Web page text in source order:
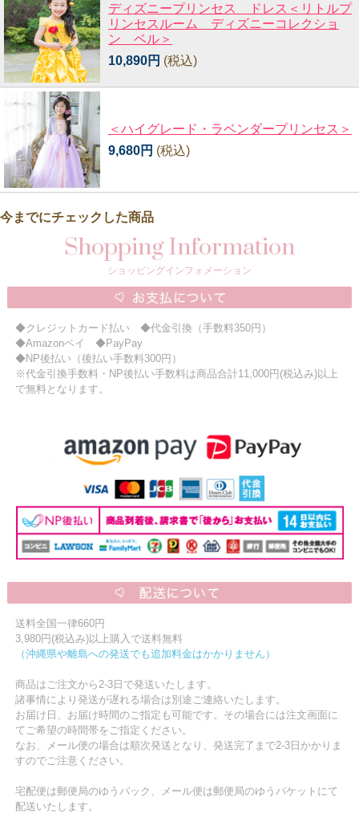
ディズニープリンセス ドレス＜リトルプ
リンセスルーム ディズニーコレクショ
ン ベル＞
10,890円 (税込)
＜ハイグレード・ラベンダープリンセス＞
9,680円 (税込)
今までにチェックした商品
Shopping Information
ショッピングインフォメーション
◆クレジットカード払い ◆代金引換（手数料350円）
◆Amazonペイ ◆PayPay
◆NP後払い（後払い手数料300円）
※代金引換手数料・NP後払い手数料は商品合計11,000円(税込み)以上
で無料となります。
送料全国一律660円
3,980円(税込み)以上購入で送料無料
（沖縄県や離島への発送でも追加料金はかかりません）
商品はご注文から2-3日で発送いたします。
諸事情により発送が遅れる場合は別途ご連絡いたします。
お届け日、お届け時間のご指定も可能です。その場合には注文画面に
てご希望の時間帯をご指定ください。
なお、メール便の場合は順次発送となり、発送完了まで2-3日かかりま
すのでご注意ください。
宅配便は郵便局のゆうパック、メール便は郵便局のゆうパケットにて
配送いたします。